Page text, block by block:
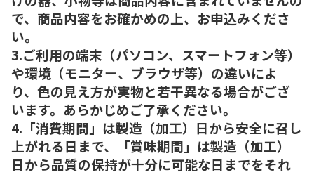
で、商品内容をお確かめの上、お申込みくださ
い。
3.ご利用の端末（パソコン、スマートフォン等）
や環境（モニター、ブラウザ等）の違いによ
り、色の見え方が実物と若干異なる場合がござ
います。あらかじめご了承ください。
4.「消費期間」は製造（加工）日から安全に召し
上がれる日まで、「賞味期間」は製造（加工）
日から品質の保持が十分に可能な日までをそれ